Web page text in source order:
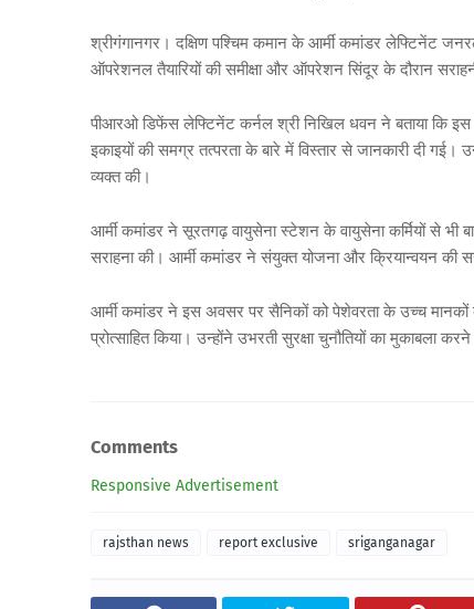
श्रीगंगानगर। दक्षिण पश्चिम कमान के आर्मी कमांडर लेफ्टिनेंट
ऑपरेशनल तैयारियों की समीक्षा और ऑपरेशन सिंदूर के दौरान
पीआरओ डिफेंस लेफ्टिनेंट कर्नल श्री निखिल धवन ने बताया कि इस
इकाइयों की समग्र तत्परता के बारे में विस्तार से जानकारी दी गई।
व्यक्त की।
आर्मी कमांडर ने सूरतगढ़ वायुसेना स्टेशन के वायुसेना कर्मियों से भी
सराहना की। आर्मी कमांडर ने संयुक्त योजना और क्रियान्वयन की
आर्मी कमांडर ने इस अवसर पर सैनिकों को पेशेवरता के उच्च मानकों
प्रोत्साहित किया। उन्होंने उभरती सुरक्षा चुनौतियों का मुकाबला
Comments
Responsive Advertisement
rajsthan news report exclusive sriganganagar